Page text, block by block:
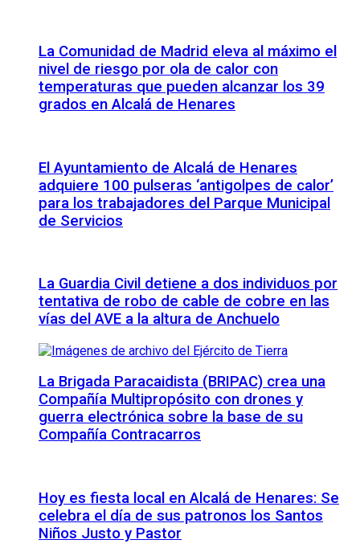
La Comunidad de Madrid eleva al máximo el
nivel de riesgo por ola de calor con
temperaturas que pueden alcanzar los 39
grados en Alcalá de Henares
El Ayuntamiento de Alcalá de Henares
adquiere 100 pulseras ‘antigolpes de calor’
para los trabajadores del Parque Municipal
de Servicios
La Guardia Civil detiene a dos individuos por
tentativa de robo de cable de cobre en las
vías del AVE a la altura de Anchuelo
La Brigada Paracaidista (BRIPAC) crea una
Compañía Multipropósito con drones y
guerra electrónica sobre la base de su
Compañía Contracarros
Hoy es fiesta local en Alcalá de Henares: Se
celebra el día de sus patronos los Santos
Niños Justo y Pastor